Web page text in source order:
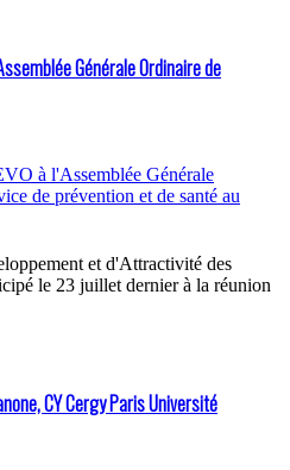
Générale Ordinaire de
et d'Attractivité des
le 23 juillet dernier à la réunion
CY Cergy Paris Université